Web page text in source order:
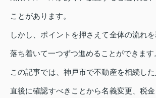
ことがあります。
しかし、ポイントを押さえて全体の流れを
落ち着いて一つずつ進めることができます
この記事では、神戸市で不動産を相続し
直後に確認すべきことから名義変更、税